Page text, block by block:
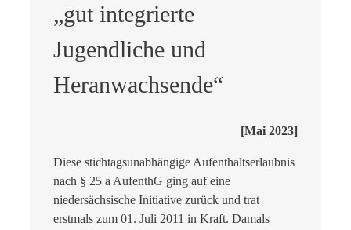
„gut integrierte
Jugendliche und
Heranwachsende“
[Mai 2023]
Diese stichtagsunabhängige Aufenthaltserlaubnis
nach § 25 a AufenthG ging auf eine
niedersächsische Initiative zurück und trat
erstmals zum 01. Juli 2011 in Kraft. Damals